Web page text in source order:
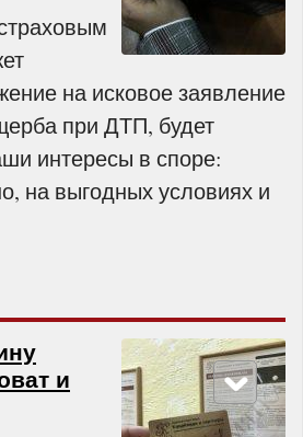
на исковое заявление
при ДТП, будет
интересы в споре:
на выгодных условиях и
и